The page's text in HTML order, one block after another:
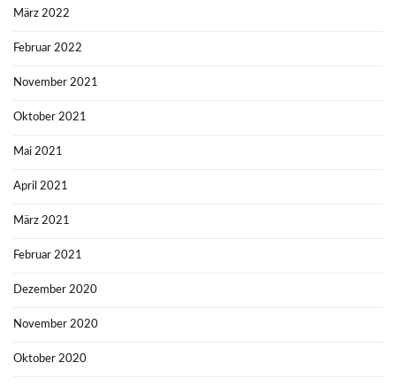
März 2022
Februar 2022
November 2021
Oktober 2021
Mai 2021
April 2021
März 2021
Februar 2021
Dezember 2020
November 2020
Oktober 2020